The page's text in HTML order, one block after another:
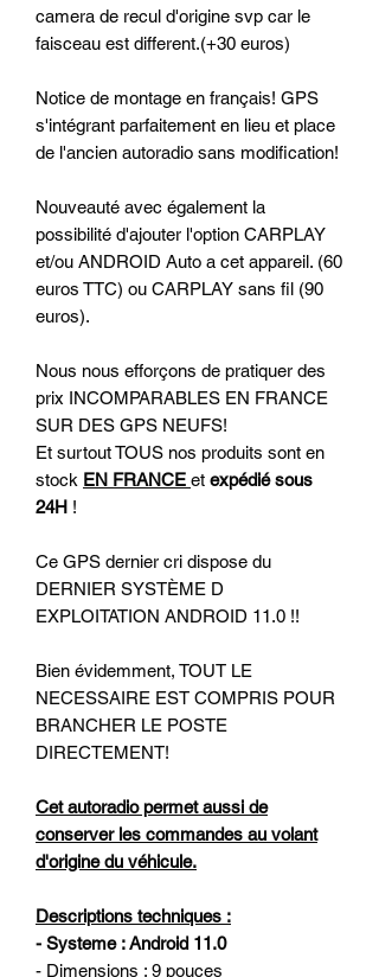
camera de recul d'origine svp car le
faisceau est different.(+30 euros)
Notice de montage en français! GPS
s'intégrant parfaitement en lieu et place
de l'ancien autoradio sans modification!
Nouveauté avec également la
possibilité d'ajouter l'option CARPLAY
et/ou ANDROID Auto a cet appareil. (60
euros TTC) ou CARPLAY sans fil (90
euros).
Nous nous efforçons de pratiquer des
prix INCOMPARABLES EN FRANCE
SUR DES GPS NEUFS!
Et surtout TOUS nos produits sont en
stock EN FRANCE et expédié sous
24H !
Ce GPS dernier cri dispose du
DERNIER SYSTÈME D
EXPLOITATION ANDROID 11.0 !!
Bien évidemment, TOUT LE
NECESSAIRE EST COMPRIS POUR
BRANCHER LE POSTE
DIRECTEMENT!
Cet autoradio permet aussi de
conserver les commandes au volant
d'origine du véhicule.
Descriptions techniques :
- Systeme : Android 11.0
- Dimensions : 9 pouces